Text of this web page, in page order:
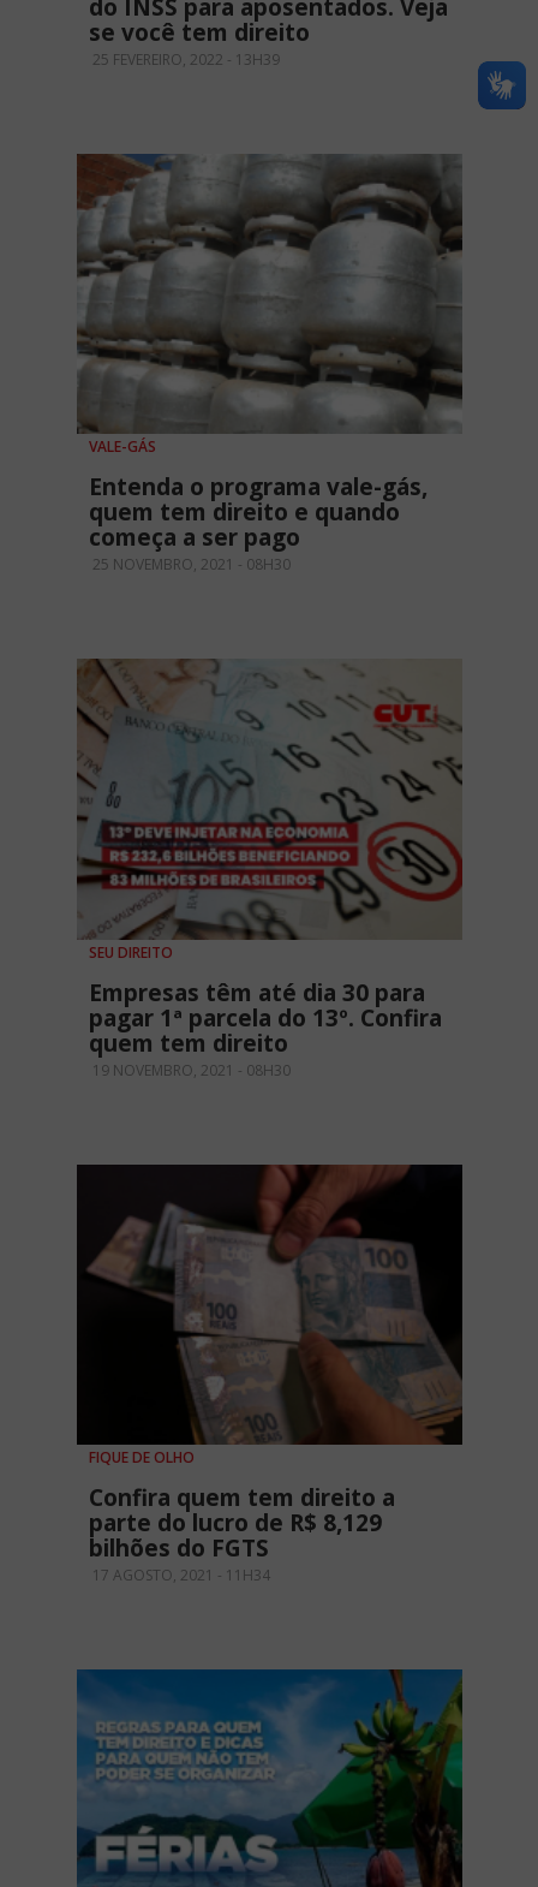
do INSS para aposentados. Veja
se você tem direito
25 FEVEREIRO, 2022 - 13H39
VALE-GÁS
Entenda o programa vale-gás,
quem tem direito e quando
começa a ser pago
25 NOVEMBRO, 2021 - 08H30
SEU DIREITO
Empresas têm até dia 30 para
pagar 1ª parcela do 13º. Confira
quem tem direito
19 NOVEMBRO, 2021 - 08H30
FIQUE DE OLHO
Confira quem tem direito a
parte do lucro de R$ 8,129
bilhões do FGTS
17 AGOSTO, 2021 - 11H34